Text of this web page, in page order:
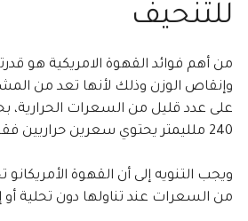
للتنحيف
من أهم فوائد القهوة الامريكية هو
وإنقاص الوزن وذلك لأنها تعد من
على عدد قليل من السعرات الحرارية،
240 ملليمتر يحتوي سعرين حراريين فقط.
ويجب التنويه إلى أن القهوة
من السعرات عند تناولها دون تحلية